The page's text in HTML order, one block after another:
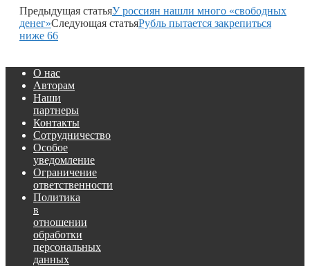
Предыдущая статьяУ россиян нашли много «свободных
денег»Следующая статьяРубль пытается закрепиться
ниже 66
О нас
Авторам
Наши
партнеры
Контакты
Сотрудничество
Особое
уведомление
Ограничение
ответственности
Политика
в
отношении
обработки
персональных
данных